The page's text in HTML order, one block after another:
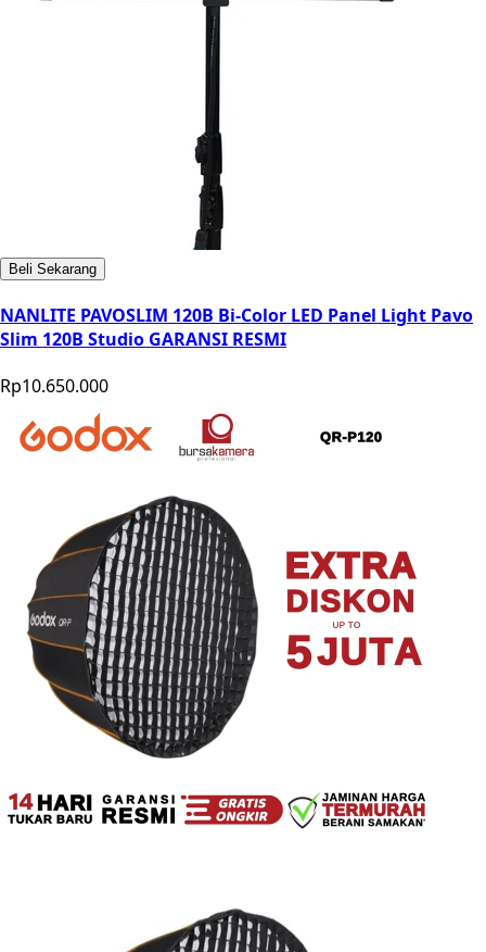
Beli Sekarang
NANLITE PAVOSLIM 120B Bi-Color LED Panel Light Pavo
Slim 120B Studio GARANSI RESMI
Rp10.650.000